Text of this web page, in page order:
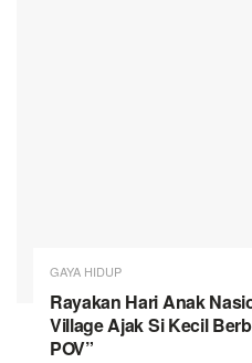
GAYA HIDUP
Rayakan Hari Anak
Village Ajak Si Kecil
POV”